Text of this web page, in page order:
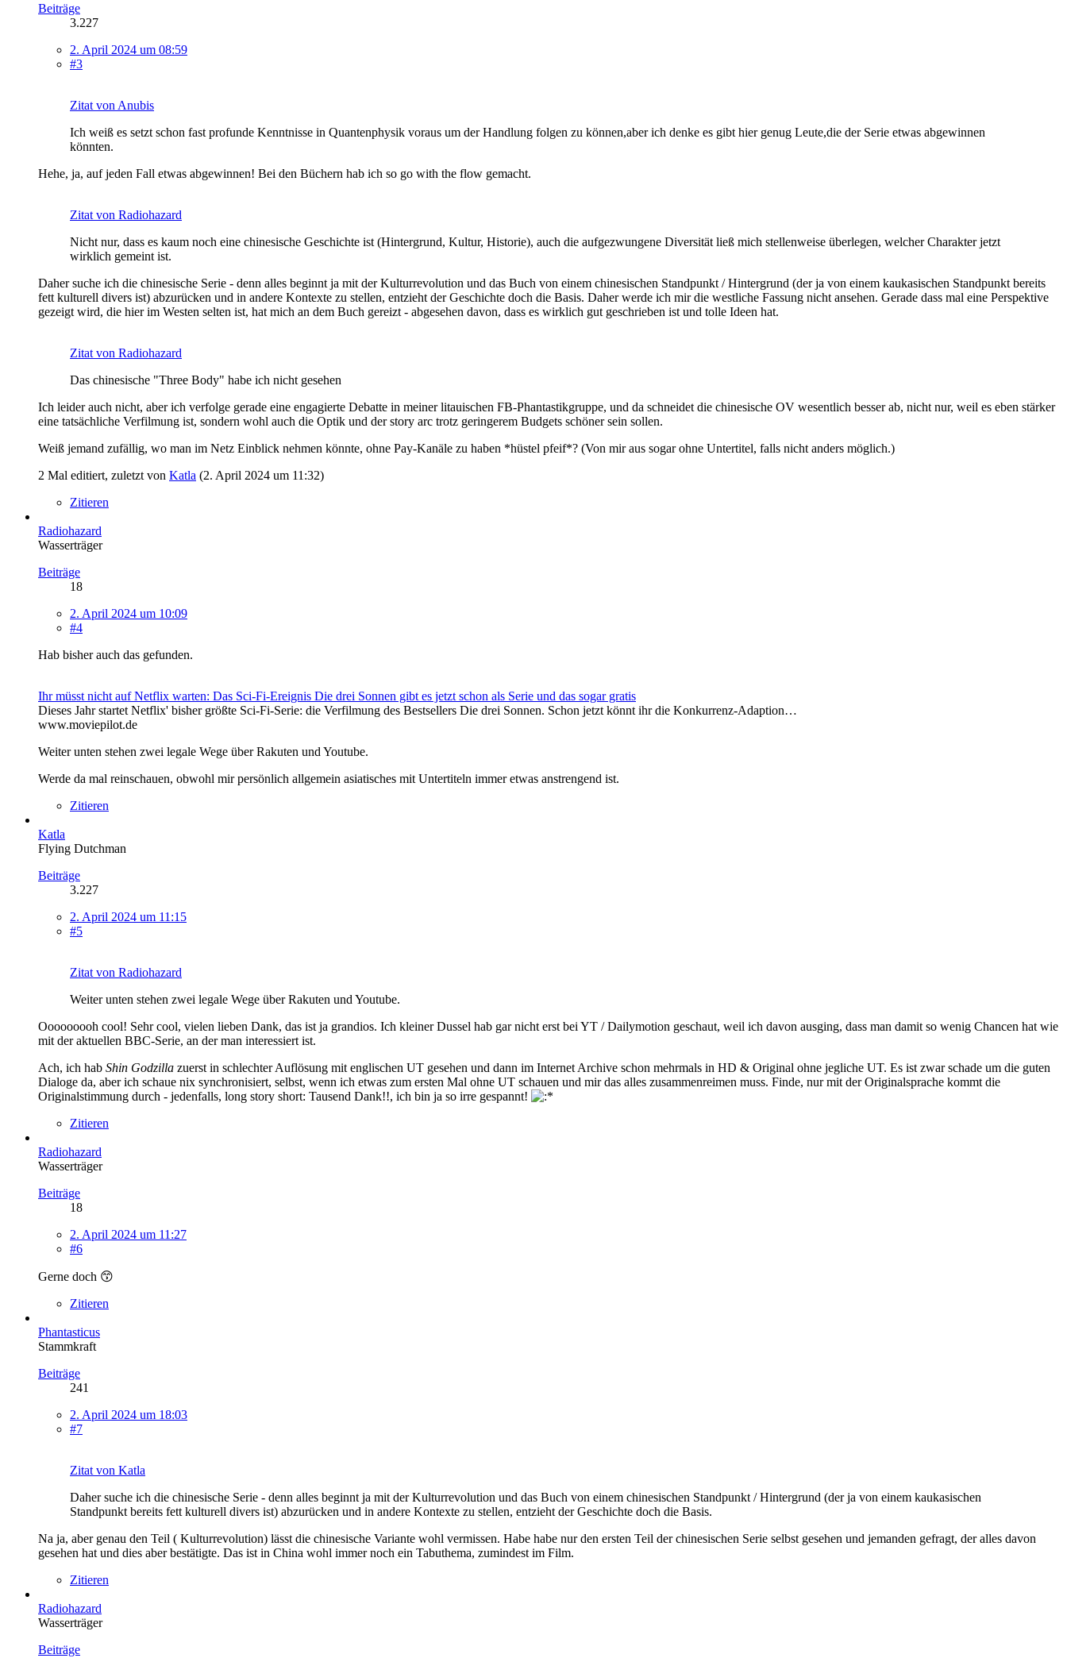
Beiträge
3.227
2. April 2024 um 08:59
#3
Zitat von Anubis
Ich weiß es setzt schon fast profunde Kenntnisse in Quantenphysik voraus um der Handlung folgen zu können,aber ich denke es gibt hier genug Leute,die der Serie etwas abgewinnen
könnten.
Hehe, ja, auf jeden Fall etwas abgewinnen! Bei den Büchern hab ich so go with the flow gemacht.
Zitat von Radiohazard
Nicht nur, dass es kaum noch eine chinesische Geschichte ist (Hintergrund, Kultur, Historie), auch die aufgezwungene Diversität ließ mich stellenweise überlegen, welcher Charakter jetzt
wirklich gemeint ist.
Daher suche ich die chinesische Serie - denn alles beginnt ja mit der Kulturrevolution und das Buch von einem chinesischen Standpunkt / Hintergrund (der ja von einem kaukasischen Standpunkt bereits
fett kulturell divers ist) abzurücken und in andere Kontexte zu stellen, entzieht der Geschichte doch die Basis. Daher werde ich mir die westliche Fassung nicht ansehen. Gerade dass mal eine Perspektive
gezeigt wird, die hier im Westen selten ist, hat mich an dem Buch gereizt - abgesehen davon, dass es wirklich gut geschrieben ist und tolle Ideen hat.
Zitat von Radiohazard
Das chinesische "Three Body" habe ich nicht gesehen
Ich leider auch nicht, aber ich verfolge gerade eine engagierte Debatte in meiner litauischen FB-Phantastikgruppe, und da schneidet die chinesische OV wesentlich besser ab, nicht nur, weil es eben stärker
eine tatsächliche Verfilmung ist, sondern wohl auch die Optik und der story arc trotz geringerem Budgets schöner sein sollen.
Weiß jemand zufällig, wo man im Netz Einblick nehmen könnte, ohne Pay-Kanäle zu haben *hüstel pfeif*? (Von mir aus sogar ohne Untertitel, falls nicht anders möglich.)
2 Mal editiert, zuletzt von Katla (2. April 2024 um 11:32)
Zitieren
Radiohazard
Wasserträger
Beiträge
18
2. April 2024 um 10:09
#4
Hab bisher auch das gefunden.
Ihr müsst nicht auf Netflix warten: Das Sci-Fi-Ereignis Die drei Sonnen gibt es jetzt schon als Serie und das sogar gratis
Dieses Jahr startet Netflix' bisher größte Sci-Fi-Serie: die Verfilmung des Bestsellers Die drei Sonnen. Schon jetzt könnt ihr die Konkurrenz-Adaption…
www.moviepilot.de
Weiter unten stehen zwei legale Wege über Rakuten und Youtube.
Werde da mal reinschauen, obwohl mir persönlich allgemein asiatisches mit Untertiteln immer etwas anstrengend ist.
Zitieren
Katla
Flying Dutchman
Beiträge
3.227
2. April 2024 um 11:15
#5
Zitat von Radiohazard
Weiter unten stehen zwei legale Wege über Rakuten und Youtube.
Ooooooooh cool! Sehr cool, vielen lieben Dank, das ist ja grandios. Ich kleiner Dussel hab gar nicht erst bei YT / Dailymotion geschaut, weil ich davon ausging, dass man damit so wenig Chancen hat wie
mit der aktuellen BBC-Serie, an der man interessiert ist.
Ach, ich hab Shin Godzilla zuerst in schlechter Auflösung mit englischen UT gesehen und dann im Internet Archive schon mehrmals in HD & Original ohne jegliche UT. Es ist zwar schade um die guten
Dialoge da, aber ich schaue nix synchronisiert, selbst, wenn ich etwas zum ersten Mal ohne UT schauen und mir das alles zusammenreimen muss. Finde, nur mit der Originalsprache kommt die
Originalstimmung durch - jedenfalls, long story short: Tausend Dank!!, ich bin ja so irre gespannt!
Zitieren
Radiohazard
Wasserträger
Beiträge
18
2. April 2024 um 11:27
#6
Gerne doch 😙
Zitieren
Phantasticus
Stammkraft
Beiträge
241
2. April 2024 um 18:03
#7
Zitat von Katla
Daher suche ich die chinesische Serie - denn alles beginnt ja mit der Kulturrevolution und das Buch von einem chinesischen Standpunkt / Hintergrund (der ja von einem kaukasischen
Standpunkt bereits fett kulturell divers ist) abzurücken und in andere Kontexte zu stellen, entzieht der Geschichte doch die Basis.
Na ja, aber genau den Teil ( Kulturrevolution) lässt die chinesische Variante wohl vermissen. Habe habe nur den ersten Teil der chinesischen Serie selbst gesehen und jemanden gefragt, der alles davon
gesehen hat und dies aber bestätigte. Das ist in China wohl immer noch ein Tabuthema, zumindest im Film.
Zitieren
Radiohazard
Wasserträger
Beiträge